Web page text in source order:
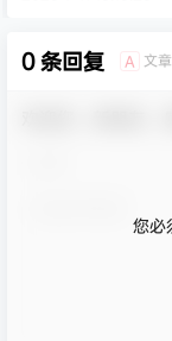
0 条回复 A 文
您必